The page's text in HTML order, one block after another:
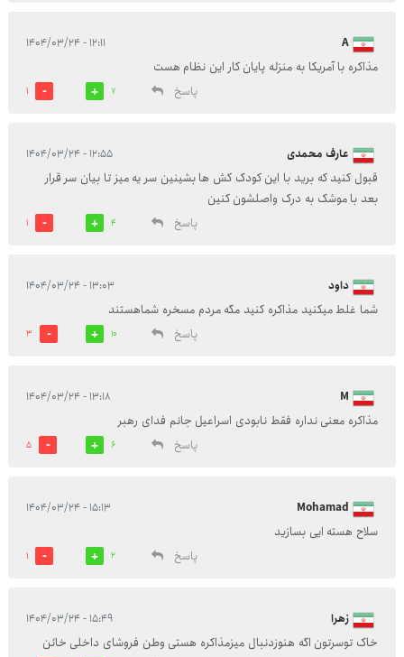
A ۱۲:۱۱ - ۱۴۰۴/۰۳/۲۴
مذاکره با آمریکا به منزله پایان کار این نظام هست
پاسخ
7
1
عارف محمدی ۱۲:۵۵ - ۱۴۰۴/۰۳/۲۴
قبول کنید که برید با این کودک کش ها بشینین سر یه میز تا بیان سر قرار
بعد با موشک به درک واصلشون کنین
پاسخ
4
1
داود ۱۳:۰۳ - ۱۴۰۴/۰۳/۲۴
شما غلط میکنید مذاکره کنید مگه مردم مسخره شماهستند
پاسخ
10
3
M ۱۳:۱۸ - ۱۴۰۴/۰۳/۲۴
مذاکره معنی نداره فقط نابودی اسراعیل جانم فدای رهبر
پاسخ
6
5
Mohamad ۱۵:۱۳ - ۱۴۰۴/۰۳/۲۴
سلاح هسته ایی بسازید
پاسخ
2
1
زهرا ۱۵:۴۹ - ۱۴۰۴/۰۳/۲۴
خاک توسرتون اگه هنوزدنبال میزمذاکره هستی وطن فروشای داخلی خائن